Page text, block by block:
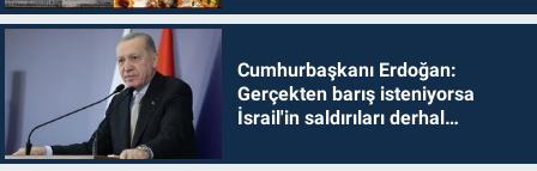
Cumhurbaşkanı Erdoğan:
Gerçekten barış isteniyorsa
İsrail'in saldırıları derhal